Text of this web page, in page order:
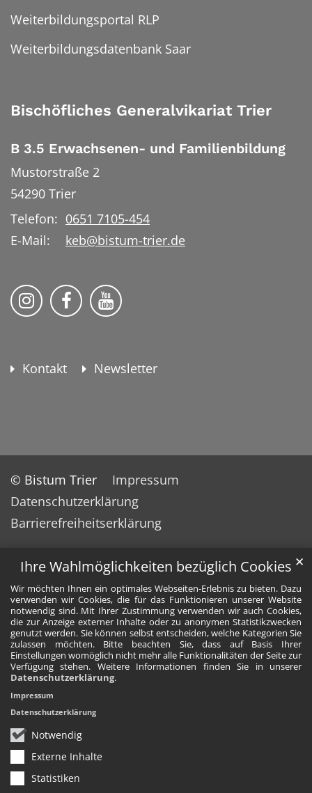
Ihre Wahlmöglichkeiten bezüglich Cookies
Wir möchten Ihnen ein optimales Webseiten-Erlebnis zu bieten. Dazu
verwenden wir Cookies, die für das Funktionieren unserer Website
notwendig sind. Mit Ihrer Zustimmung verwenden wir auch Cookies,
die zur Anzeige externer Inhalte oder zu anonymen Statistikzwecken
genutzt werden. Sie können selbst entscheiden, welche Kategorien Sie
zulassen möchten. Bitte beachten Sie, dass auf Basis Ihrer
Einstellungen womöglich nicht mehr alle Funktionalitäten der Seite zur
Verfügung stehen. Weitere Informationen finden Sie in unserer
Datenschutzerklärung.
Notwendig
Externe Inhalte
Statistiken
✕
Impressum
Datenschutzerklärung
Weiterbildungsportal RLP
Weiterbildungsdatenbank Saar
Bischöfliches Generalvikariat Trier
B 3.5 Erwachsenen- und Familienbildung
Mustorstraße 2
54290 Trier
Telefon: 0651 7105-454
E-Mail:
keb@bistum-trier.de
KEB Bildung Leben auf Instagram
KEB Bildung Leben auf Facebook
KEB Bildung Leben auf
Kontakt Newsletter
© Bistum Trier
Impressum
Datenschutzerklärung
Barrierefreiheitserklärung